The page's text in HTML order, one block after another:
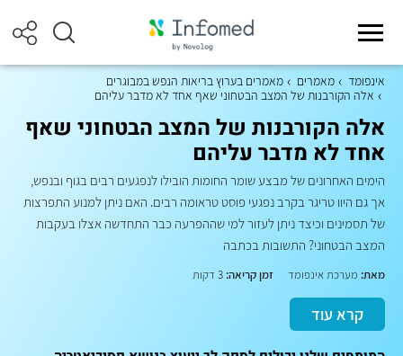
אינפומד מאמרים
מאמרים בערוץ בריאות הנפש במבוגרים
אלה הקורבנות של המצב הבטחוני שאף אחד לא מדבר עליהם
אלה הקורבנות של המצב הבטחוני שאף
אחד לא מדבר עליהם
הימים האחרונים של מבצע שומר החומות הובילו לנפגעים רבים בגוף ובנפש,
אך גם היוו טריגר בקרב נפגעי פוסט טראומה רבים. האם ניתן למנוע התפרצות
של תסמינים וכיצד ניתן לעזור למי שההפרעה כבר התחדשה אצלו בעקבות
המצב הבטחוני? התשובות בכתבה
מאת: מערכת אינפומד זמן קריאה:
קרא עוד